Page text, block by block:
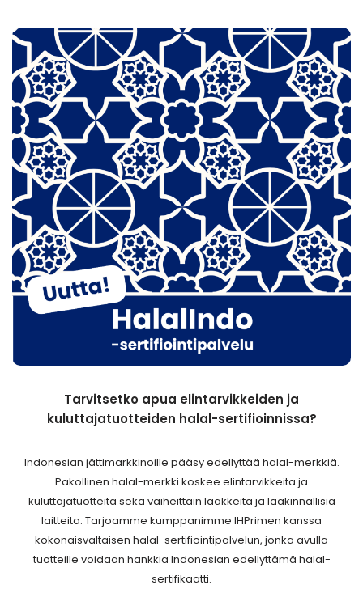
Tarvitsetko apua elintarvikkeiden ja
kuluttajatuotteiden halal-sertifioinnissa?
Indonesian jättimarkkinoille pääsy edellyttää halal-merkkiä.
Pakollinen halal-merkki koskee elintarvikkeita ja
kuluttajatuotteita sekä vaiheittain lääkkeitä ja lääkinnällisiä
laitteita. Tarjoamme kumppanimme IHPrimen kanssa
kokonaisvaltaisen halal-sertifiointipalvelun, jonka avulla
tuotteille voidaan hankkia Indonesian edellyttämä halal-
sertifikaatti.